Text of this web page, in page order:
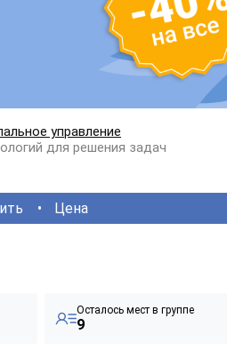
управление
для решения задач
Цена
Осталось мест в группе
9